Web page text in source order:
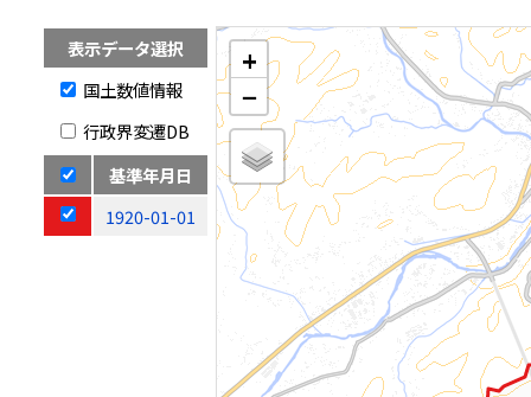
表示データ選択
国土数値情報
行政界変遷DB
基準年月日
1920-01-01
+
−